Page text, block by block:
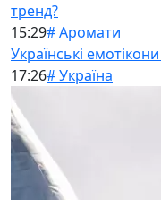
тренд?
15:29# Аромати
Українські
17:26# Україна